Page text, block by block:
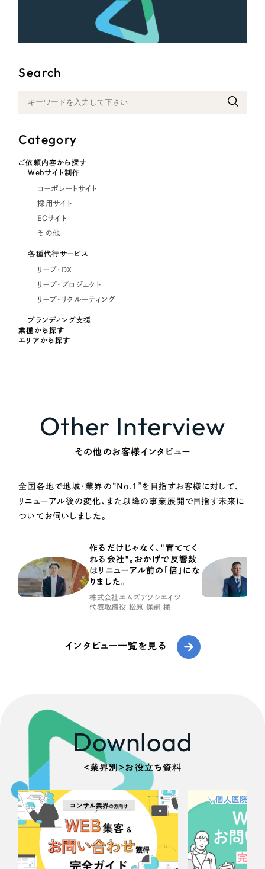
Search
Category
ご依頼内容から探す
Webサイト制作
コーポレートサイト
採用サイト
ECサイト
その他
各種代行サービス
リープ・DX
リープ・プロジェクト
リープ・リクルーティング
ブランディング支援
業種から探す
エリアから探す
Other Interview
その他のお客様インタビュー
全国各地で地域・業界の“No.1”を目指すお客様に対して、
リニューアル後の変化、また以降の事業展開で目指す未来に
ついてお伺いしました。
作るだけじゃなく、"育ててく
れる会社"。おかげで反響数
はリニューアル前の「倍」にな
りました。
株式会社エムズアソシエイツ
代表取締役 松原 保嗣 様
インタビュー一覧を見る
Download
＜業界別＞お役立ち資料